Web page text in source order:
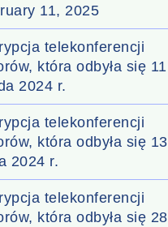
11, 2025
telekonferencji
która odbyła się 11
2024 r.
telekonferencji
która odbyła się 13
2024 r.
telekonferencji
która odbyła się 28